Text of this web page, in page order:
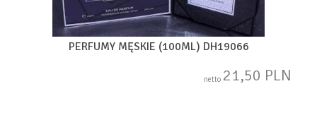
PERFUMY MĘSKIE (100ML) DH19066
netto 21,50 PLN